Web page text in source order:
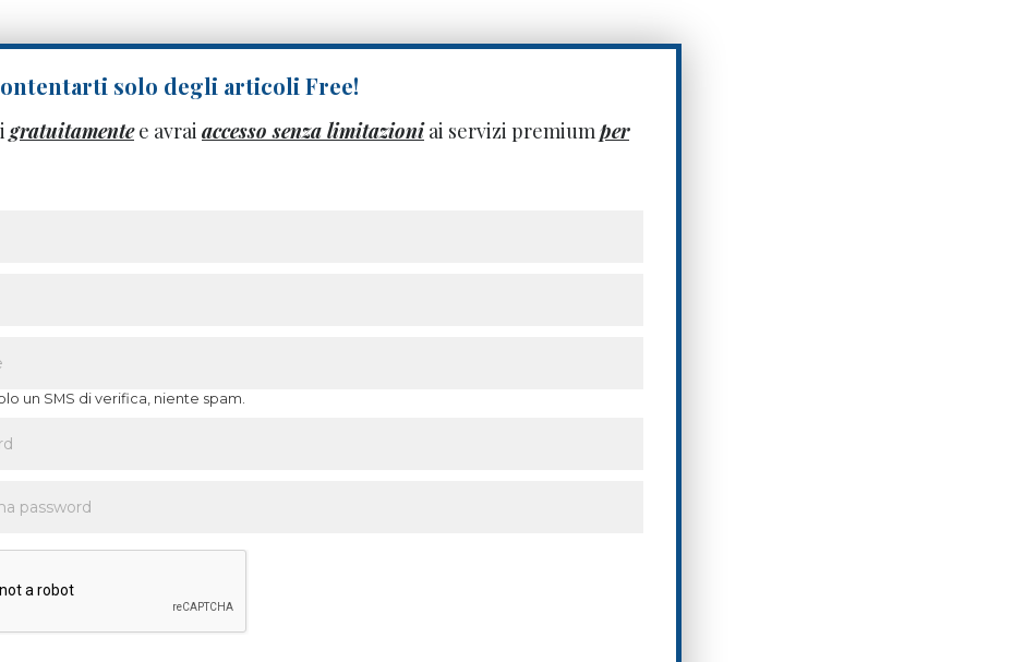
solo degli articoli Free!
gratuitamentee avrai accesso senza limitazioniai servizi premium per
un SMS di verifica, niente spam.